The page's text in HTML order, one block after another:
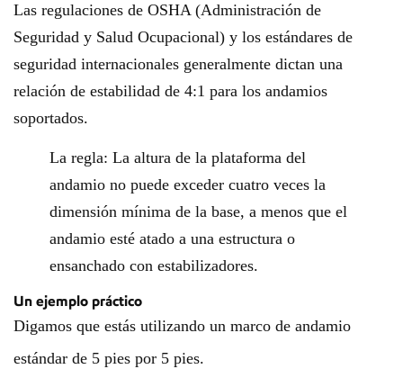
Las regulaciones de OSHA (Administración de
Seguridad y Salud Ocupacional) y los estándares de
seguridad internacionales generalmente dictan una
relación de estabilidad de 4:1 para los andamios
soportados.
La regla: La altura de la plataforma del
andamio no puede exceder cuatro veces la
dimensión mínima de la base, a menos que el
andamio esté atado a una estructura o
ensanchado con estabilizadores.
Un ejemplo práctico
Digamos que estás utilizando un marco de andamio
estándar de 5 pies por 5 pies.